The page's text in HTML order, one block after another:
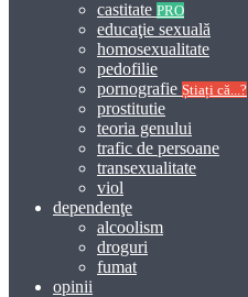
castitate PRO
educaţie sexuală
homosexualitate
pedofilie
pornografie Știați că...?
prostitutie
teoria genului
trafic de persoane
transexualitate
viol
dependenţe
alcoolism
droguri
fumat
opinii